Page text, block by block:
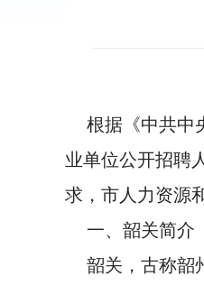
根据《中共中
业单位公开招聘
求，市人力资源
一、韶关简介
韶关，古称韶